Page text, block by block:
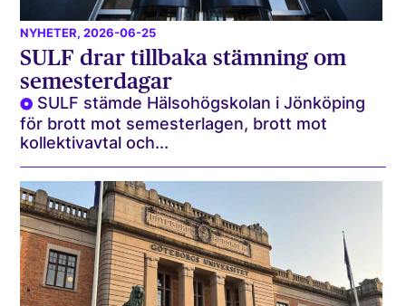
NYHETER, 2026-06-25
SULF drar tillbaka stämning om
semesterdagar
SULF stämde Hälsohögskolan i Jönköping
för brott mot semesterlagen, brott mot
kollektivavtal och...